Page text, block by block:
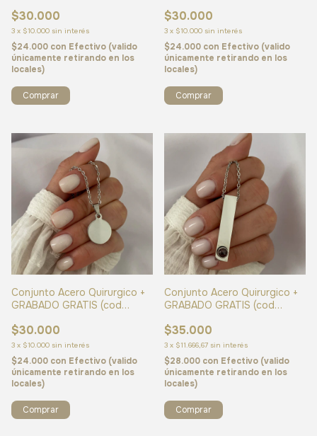
$30.000
3 x $10.000 sin interés
$24.000 con Efectivo (valido
únicamente retirando en los
locales)
$30.000
3 x $10.000 sin interés
$24.000 con Efectivo (valido
únicamente retirando en los
locales)
Conjunto Acero Quirurgico +
GRABADO GRATIS (cod
$30.000
3 x $10.000 sin interés
$24.000 con Efectivo (valido
únicamente retirando en los
locales)
Conjunto Acero Quirurgico +
GRABADO GRATIS (cod
$35.000
3 x $11.666,67 sin interés
$28.000 con Efectivo (valido
únicamente retirando en los
locales)